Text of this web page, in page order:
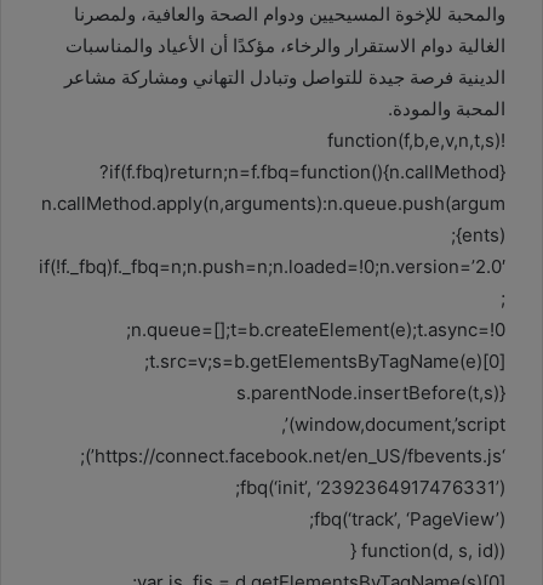
والمحبة للإخوة المسيحيين ودوام الصحة والعافية، ولمصرنا
الغالية دوام الاستقرار والرخاء، مؤكدًا أن الأعياد والمناسبات
الدينية فرصة جيدة للتواصل وتبادل التهاني ومشاركة مشاعر
المحبة والمودة.
!function(f,b,e,v,n,t,s)
{if(f.fbq)return;n=f.fbq=function(){n.callMethod?
n.callMethod.apply(n,arguments):n.queue.push(argum
ents)};
if(!f._fbq)f._fbq=n;n.push=n;n.loaded=!0;n.version=’2.0′
;
n.queue=[];t=b.createElement(e);t.async=!0;
t.src=v;s=b.getElementsByTagName(e)[0];
s.parentNode.insertBefore(t,s)}
(window,document,’script’,
‘https://connect.facebook.net/en_US/fbevents.js’);
fbq(‘init’, ‘2392364917476331’);
fbq(‘track’, ‘PageView’);
(function(d, s, id) {